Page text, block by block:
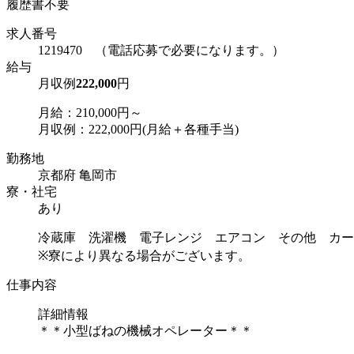
履歴書不要
求人番号
1219470 （電話応募で必要になります。）
給与
月収例222,000円
月給：210,000円～
月収例：222,000円(月給＋各種手当)
勤務地
京都府 亀岡市
寮・社宅
あり
冷蔵庫 洗濯機 電子レンジ エアコン その他 カー
※寮により異なる場合がございます。
仕事内容
詳細情報
＊＊小型ばねの機械オペレーター＊＊